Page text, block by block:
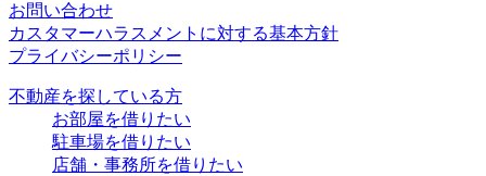
お問い合わせ
カスタマーハラスメントに対する基本方針
プライバシーポリシー
不動産を探している方
お部屋を借りたい
駐車場を借りたい
店舗・事務所を借りたい